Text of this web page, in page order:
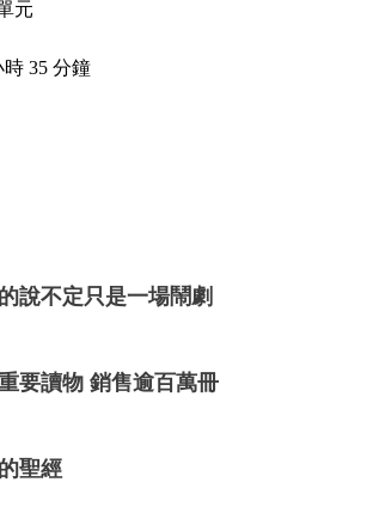
元
時 35 分鐘
說不定只是一場鬧劇
要讀物 銷售逾百萬冊
聖經